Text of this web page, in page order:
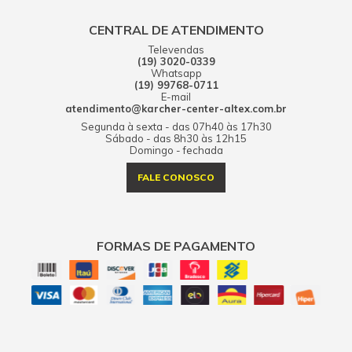
CENTRAL DE ATENDIMENTO
Televendas
(19) 3020-0339
Whatsapp
(19) 99768-0711
E-mail
atendimento@karcher-center-altex.com.br
Segunda à sexta - das 07h40 às 17h30
Sábado - das 8h30 às 12h15
Domingo - fechada
FALE CONOSCO
FORMAS DE PAGAMENTO